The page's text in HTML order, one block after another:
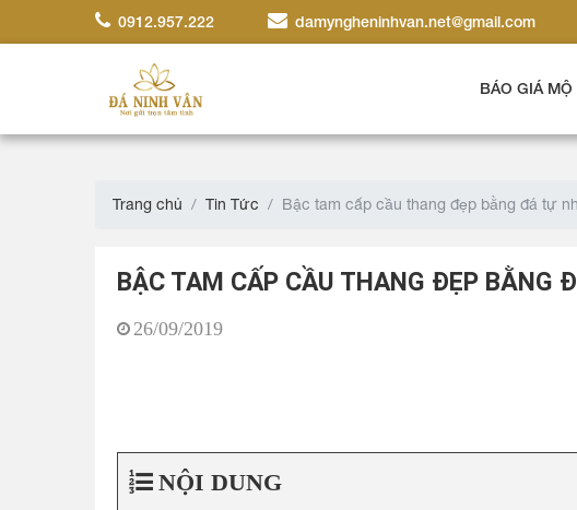
0912.957.222 damyngheninhvan.net@gmail.com
BÁO GIÁ
Trang chủ Tin Tức Bậc tam cấp cầu thang đẹp bằng đá tự
BẬC TAM CẤP CẦU THANG ĐẸP BẰNG
26/09/2019
NỘI DUNG